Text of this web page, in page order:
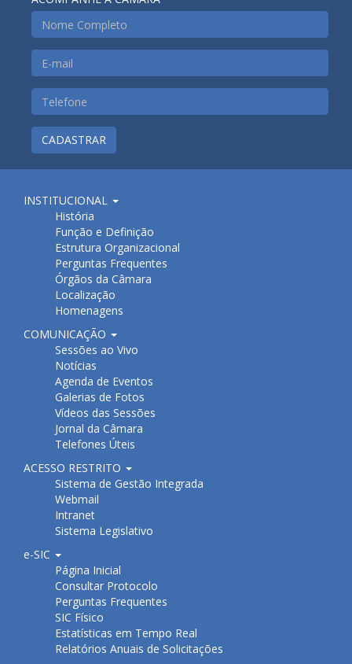
CADASTRAR
INSTITUCIONAL
História
Função e Definição
Estrutura Organizacional
Perguntas Frequentes
Órgãos da Câmara
Localização
Homenagens
COMUNICAÇÃO
Sessões ao Vivo
Notícias
Agenda de Eventos
Galerias de Fotos
Vídeos das Sessões
Jornal da Câmara
Telefones Úteis
ACESSO RESTRITO
Sistema de Gestão Integrada
Webmail
Intranet
Sistema Legislativo
e-SIC
Página Inicial
Consultar Protocolo
Perguntas Frequentes
SIC Físico
Estatísticas em Tempo Real
Relatórios Anuais de Solicitações